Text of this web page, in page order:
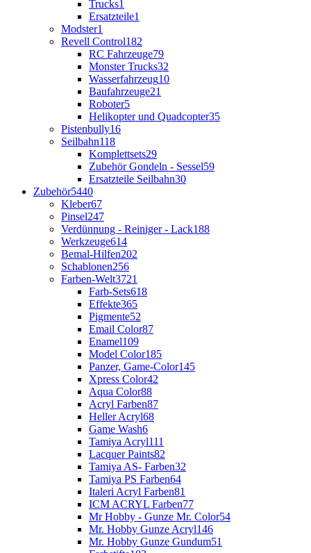
Trucks1
Ersatzteile1
Modster1
Revell Control182
RC Fahrzeuge79
Monster Trucks32
Wasserfahrzeug10
Baufahrzeuge21
Roboter5
Helikopter und Quadcopter35
Pistenbully16
Seilbahn118
Komplettsets29
Zubehör Gondeln - Sessel59
Ersatzteile Seilbahn30
Zubehör5440
Kleber67
Pinsel247
Verdünnung - Reiniger - Lack188
Werkzeuge614
Bemal-Hilfen202
Schablonen256
Farben-Welt3721
Farb-Sets618
Effekte365
Pigmente52
Email Color87
Enamel109
Model Color185
Panzer, Game-Color145
Xpress Color42
Aqua Color88
Acryl Farben87
Heller Acryl68
Game Wash6
Tamiya Acryl111
Lacquer Paints82
Tamiya AS- Farben32
Tamiya PS Farben64
Italeri Acryl Farben81
ICM ACRYL Farben77
Mr Hobby - Gunze Mr. Color54
Mr. Hobby Gunze Acryl146
Mr. Hobby Gunze Gundum51